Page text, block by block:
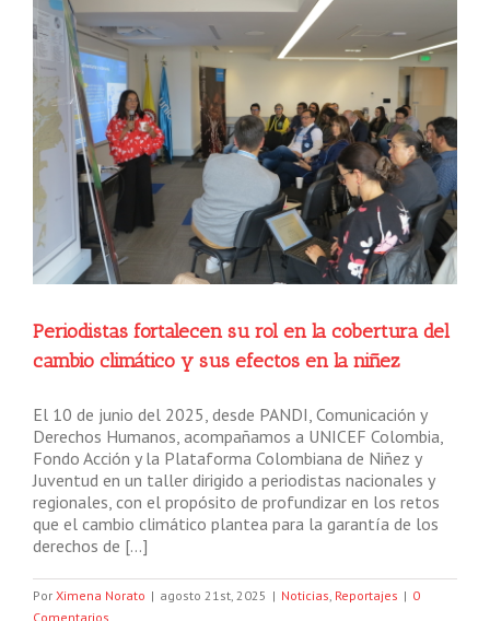
Periodistas fortalecen su rol en la cobertura del
cambio climático y sus efectos en la niñez
El 10 de junio del 2025, desde PANDI, Comunicación y
Derechos Humanos, acompañamos a UNICEF Colombia,
Fondo Acción y la Plataforma Colombiana de Niñez y
Juventud en un taller dirigido a periodistas nacionales y
regionales, con el propósito de profundizar en los retos
que el cambio climático plantea para la garantía de los
derechos de […]
Por Ximena Norato | agosto 21st, 2025 | Noticias, Reportajes | 0
Comentarios